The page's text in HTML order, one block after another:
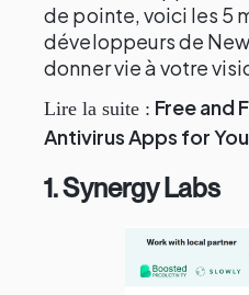
de pointe, voici les 5
développeurs de
donner vie à votre
Lire la suite : Free and
Antivirus Apps for
1. Synergy Labs